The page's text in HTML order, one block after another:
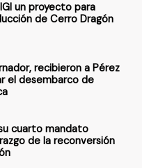
un proyecto para
de Cerro Dragón
recibieron a Pérez
el desembarco de
cuarto mandato
de la reconversión